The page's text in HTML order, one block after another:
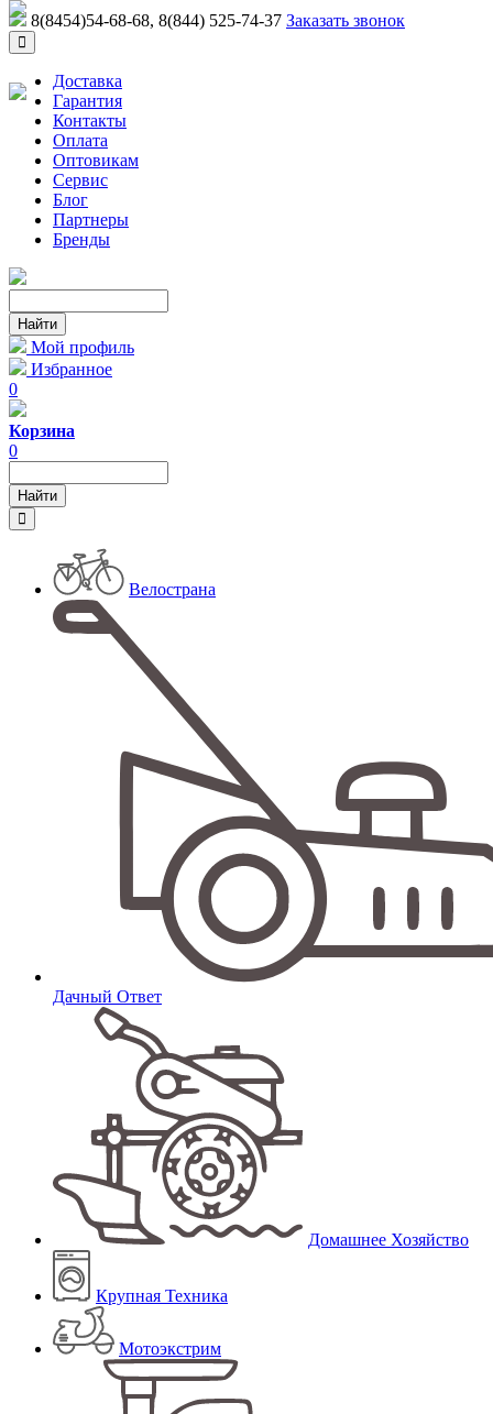
8(8454)54-68-68, 8(844) 525-74-37 Заказать звонок
Доставка
Гарантия
Контакты
Оплата
Оптовикам
Сервис
Блог
Партнеры
Бренды
Мой профиль
Избранное
0
Корзина
0
Велострана
Дачный Ответ
Домашнее Хозяйство
Крупная Техника
Мотоэкстрим